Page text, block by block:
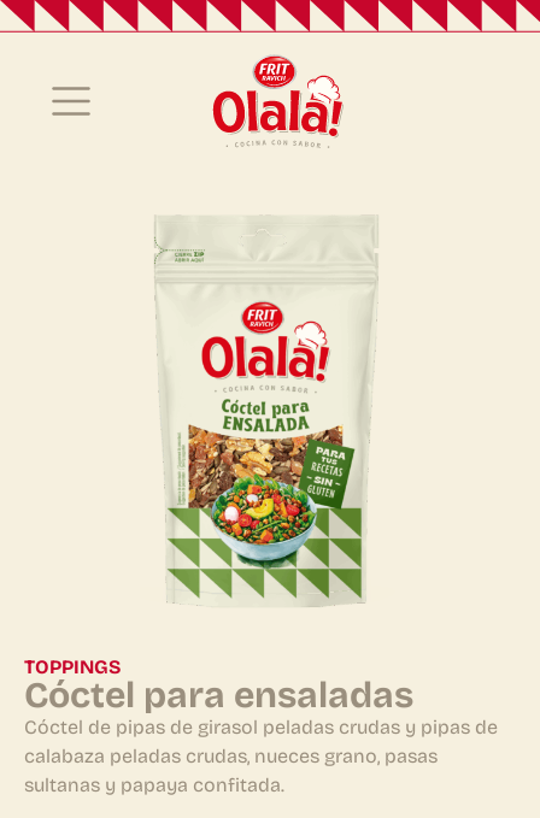
TOPPINGS
Cóctel para ensaladas
Cóctel de pipas de girasol peladas crudas y pipas de
calabaza peladas crudas, nueces grano, pasas
sultanas y papaya confitada.